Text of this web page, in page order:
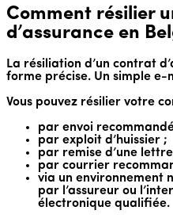
Comment résilier
d’assurance en
La résiliation d’un contrat
forme précise. Un simple
Vous pouvez résilier votre
par envoi
par exploit d’huissier ;
par remise d’une
par courrier
via un environnement
par l’assureur ou
électronique qualifiée.